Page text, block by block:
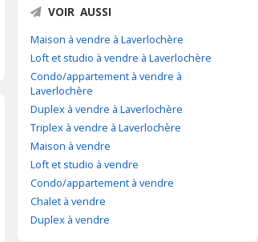
VOIR AUSSI
Maison à vendre à Laverlochère
Loft et studio à vendre à Laverlochère
Condo/appartement à vendre à
Laverlochère
Duplex à vendre à Laverlochère
Triplex à vendre à Laverlochère
Maison à vendre
Loft et studio à vendre
Condo/appartement à vendre
Chalet à vendre
Duplex à vendre